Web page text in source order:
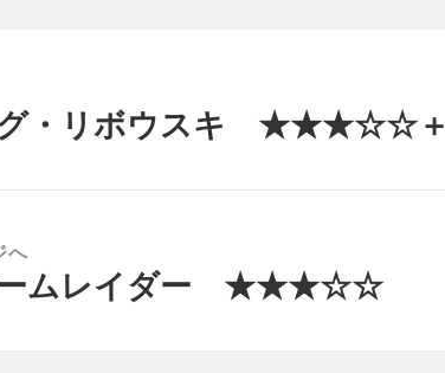
グ・リボウスキ ★★★☆☆＋
へ
ームレイダー ★★★☆☆